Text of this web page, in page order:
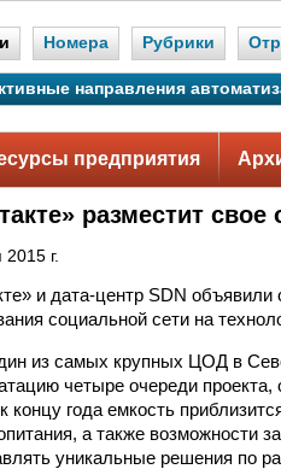
Номера Рубрики
направления
предприятия
разместит
2015 г.
и дата-центр SDN объявили
социальной сети на
из самых крупных ЦОД в
четыре очереди
концу года емкость
а также возможности
уникальные решения по